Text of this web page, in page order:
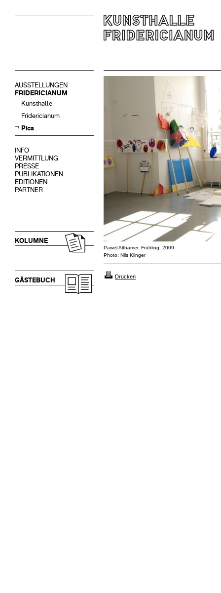
AUSSTELLUNGEN
FRIDERICIANUM
Kunsthalle
Fridericianum
Pics
INFO
VERMITTLUNG
PRESSE
PUBLIKATIONEN
EDITIONEN
PARTNER
KOLUMNE
GÄSTEBUCH
Pawel Althamer, Frühling, 2009
Photo: Nils Klinger
Drucken